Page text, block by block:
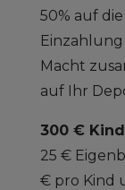
50% auf
Einzahlung
Macht
auf Ihr
300 €
25 €
€ pro Kind